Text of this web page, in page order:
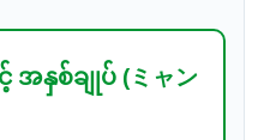
အနှစ်ချုပ် (ミャン